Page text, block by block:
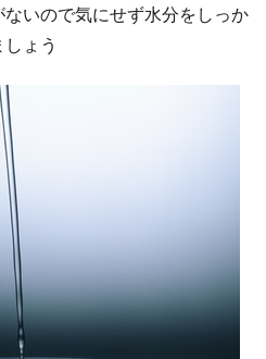
いので気にせず水分をしっか
ょう